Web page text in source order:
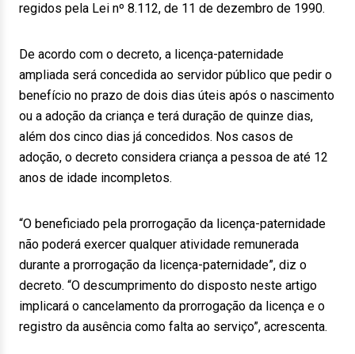
regidos pela Lei nº 8.112, de 11 de dezembro de 1990.
De acordo com o decreto, a licença-paternidade
ampliada será concedida ao servidor público que pedir o
benefício no prazo de dois dias úteis após o nascimento
ou a adoção da criança e terá duração de quinze dias,
além dos cinco dias já concedidos. Nos casos de
adoção, o decreto considera criança a pessoa de até 12
anos de idade incompletos.
“O beneficiado pela prorrogação da licença-paternidade
não poderá exercer qualquer atividade remunerada
durante a prorrogação da licença-paternidade”, diz o
decreto. “O descumprimento do disposto neste artigo
implicará o cancelamento da prorrogação da licença e o
registro da ausência como falta ao serviço”, acrescenta.